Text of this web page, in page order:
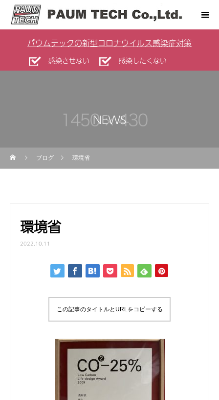
パウムテックの新型コロナウイルス感染症対策
感染させない 感染したくない
NEWS
ブログ 環境省
環境省
2022.10.11
この記事のタイトルとURLをコピーする